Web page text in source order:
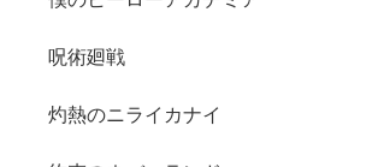
呪術廻戦
灼熱のニライカナイ